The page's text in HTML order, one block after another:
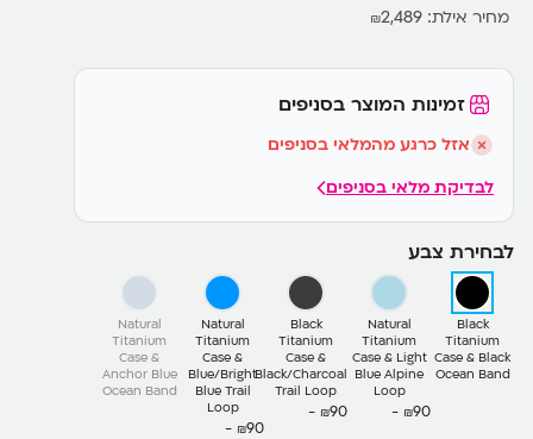
מחיר אילת: ₪2,489
זמינות המוצר בסניפים
אזל כרגע מהמלאי בסניפים
לבדיקת מלאי בסניפים
לבחירת צבע
Black
Titanium
Case & Black
Ocean Band
Natural
Titanium
Case & Light
Blue Alpine
Loop
₪90-
Black
Titanium
Case &
Black/Charcoal
Trail Loop
₪90-
Natural
Titanium
Case &
Blue/Bright
Blue Trail
Loop
₪90-
Natural
Titanium
Case &
Anchor Blue
Ocean Band